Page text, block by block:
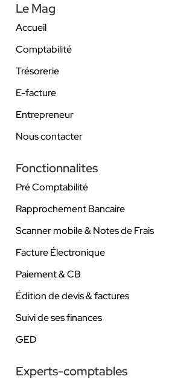
Le Mag
Accueil
Comptabilité
Trésorerie
E-facture
Entrepreneur
Nous contacter
Fonctionnalites
Pré Comptabilité
Rapprochement Bancaire
Scanner mobile & Notes de Frais
Facture Électronique
Paiement & CB
Édition de devis & factures
Suivi de ses finances
GED
Experts-comptables